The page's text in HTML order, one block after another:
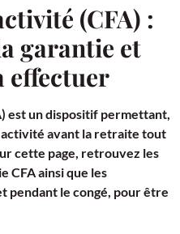
(CFA) :
garantie et
effectuer
est un dispositif permettant,
activité avant la retraite tout
cette page, retrouvez les
CFA ainsi que les
pendant le congé, pour être